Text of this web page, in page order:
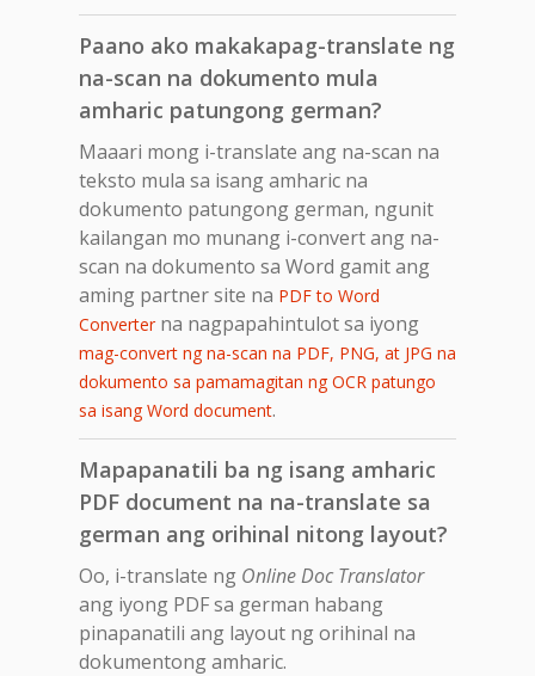
Paano ako makakapag-translate ng
na-scan na dokumento mula
amharic patungong german?
Maaari mong i-translate ang na-scan na
teksto mula sa isang amharic na
dokumento patungong german, ngunit
kailangan mo munang i-convert ang na-
scan na dokumento sa Word gamit ang
aming partner site na PDF to Word
Converterna nagpapahintulot sa iyong
mag-convert ng na-scan na PDF, PNG, at JPG na
dokumento sa pamamagitan ng OCR patungo
sa isang Word document.
Mapapanatili ba ng isang amharic
PDF document na na-translate sa
german ang orihinal nitong layout?
Oo, i-translate ng Online Doc Translator
ang iyong PDF sa german habang
pinapanatili ang layout ng orihinal na
dokumentong amharic.